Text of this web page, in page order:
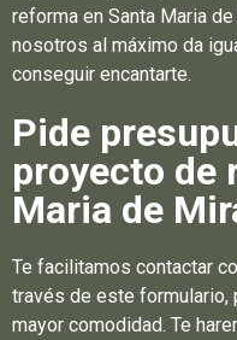
reforma en Santa Maria
nosotros al máximo da
conseguir encantarte.
Pide
proyecto de
Maria de
Te facilitamos contactar
través de este formulario,
mayor comodidad. Te